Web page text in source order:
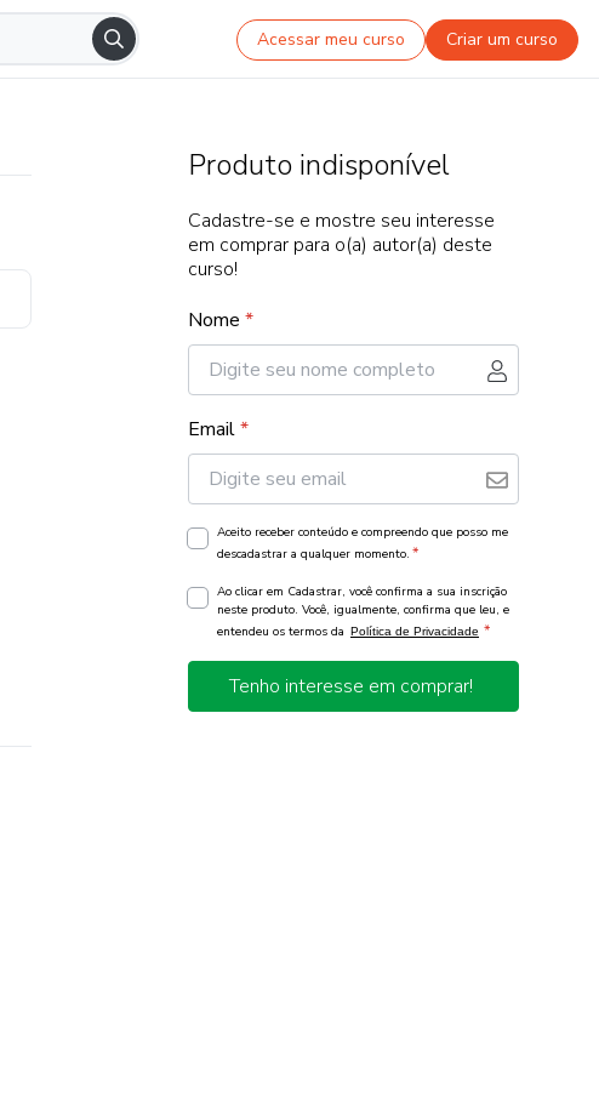
Acessar meu curso Criar um curso
Produto indisponível
Cadastre-se e mostre seu interesse
em comprar para o(a) autor(a) deste
curso!
Nome *
Email*
Aceito receber conteúdo e compreendo que posso me
descadastrar a qualquer momento. *
Ao clicar em Cadastrar, você confirma a sua inscrição
neste produto. Você, igualmente, confirma que leu, e
entendeu os termos da Política de Privacidade *
Tenho interesse em comprar!